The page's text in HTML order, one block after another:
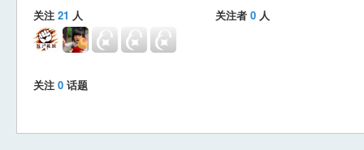
关注 21 人 关注者 0 人
关注 0 话题